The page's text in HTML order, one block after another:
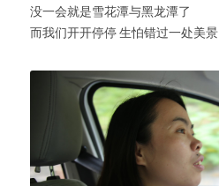
没一会就是雪花潭与黑龙潭了
而我们开开停停 生怕错过一处美景